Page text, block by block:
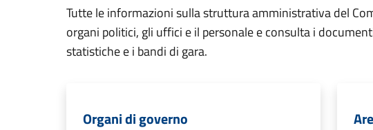
Tutte le informazioni sulla struttura amministrativa del
organi politici, gli uffici e il personale e consulta i
statistiche e i bandi di gara.
Organi di governo